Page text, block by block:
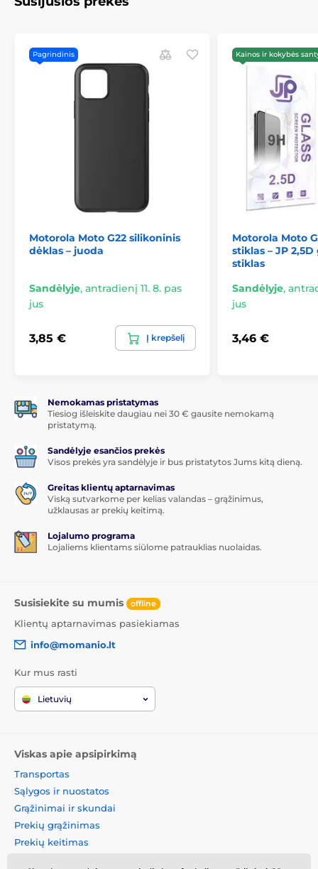
atidaromas
Pagrindinis
Motorola Moto G22 silikoninis
dėklas – juoda
Sandėlyje, antradienį 11. 8. pas
jus
3,85 € Į krepšelį
Kainos ir kokybės
Motorola Moto
stiklas – JP
stiklas
Sandėlyje,
jus
3,46 €
Nemokamas pristatymas
Tiesiog išleiskite daugiau nei 30 € gausite nemokamą
pristatymą.
Sandėlyje esančios prekės
Visos prekės yra sandėlyje ir bus pristatytos Jums kitą dieną.
Greitas klientų aptarnavimas
Viską sutvarkome per kelias valandas – grąžinimus,
užklausas ar prekių keitimą.
Lojalumo programa
Lojaliems klientams siūlome patrauklias nuolaidas.
Susisiekite su mumis offline
Klientų aptarnavimas pasiekiamas
info@momanio.lt
Kur mus rasti
Lietuvių
Viskas apie apsipirkimą
Transportas
Sąlygos ir nuostatos
Grąžinimai ir skundai
Prekių grąžinimas
Prekių keitimas